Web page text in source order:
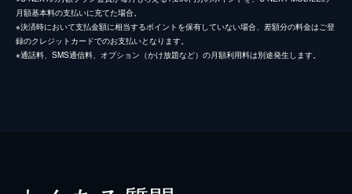
月額基本料の支払いに充てた場合。
※決済時において支払金額に相当するポイントを保有していない場合、差額分の料金はご登
録のクレジットカードでのお支払いとなります。
※通話料、SMS通信料、オプション（かけ放題など）の月額利用料は別途発生します。